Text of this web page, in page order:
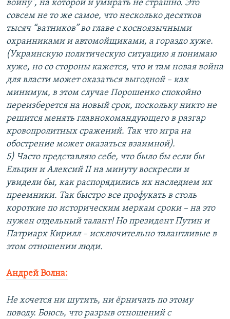
войну”, на которой и умирать не страшно. Это
совсем не то же самое, что несколько десятков
тысяч “ватников” во главе с косноязычными
охранниками и автомойщиками, а гораздо хуже.
(Украинскую политическую ситуацию я понимаю
хуже, но со стороны кажется, что и там новая война
для власти может оказаться выгодной – как
минимум, в этом случае Порошенко спокойно
переизберется на новый срок, поскольку никто не
решится менять главнокомандующего в разгар
кровопролитных сражений. Так что игра на
обострение может оказаться взаимной).
5) Часто представляю себе, что было бы если бы
Ельцин и Алексий II на минуту воскресли и
увидели бы, как распорядились их наследием их
преемники. Так быстро все профукать в столь
короткие по историческим меркам сроки – на это
нужен отдельный талант! Но президент Путин и
Патриарх Кирилл – исключительно талантливые в
этом отношении люди.
Андрей Волна:
Не хочется ни шутить, ни ёрничать по этому
поводу. Боюсь, что разрыв отношений с